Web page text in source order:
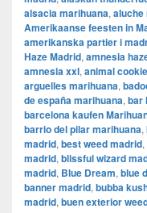
alsacia marihuana, aluche
Amerikaanse feesten in
amerikanska partier i
Haze Madrid, amnesia
amnesia xxl, animal
arguelles marihuana,
de españa marihuana, bar
barcelona kaufen
barrio del pilar marihuana,
madrid, best weed madrid,
madrid, blissful wizard
madrid, Blue Dream, blue
banner madrid, bubba
madrid, buen exterior